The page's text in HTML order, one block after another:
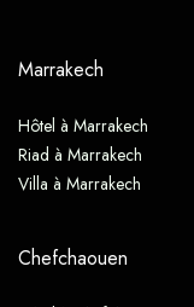
Marrakech
Hôtel à Marrakech
Riad à Marrakech
Villa à Marrakech
Chefchaouen